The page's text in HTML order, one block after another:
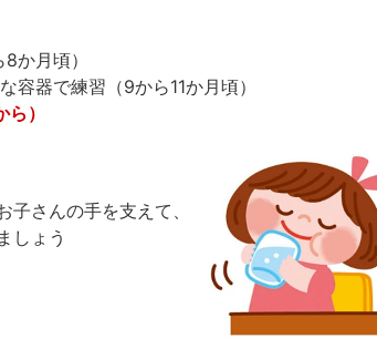
月頃）
器で練習（9から11か月頃）
）
さんの手を支えて、
しょう